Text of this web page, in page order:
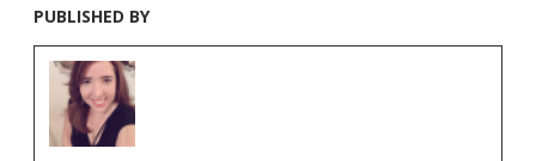
PUBLISHED BY